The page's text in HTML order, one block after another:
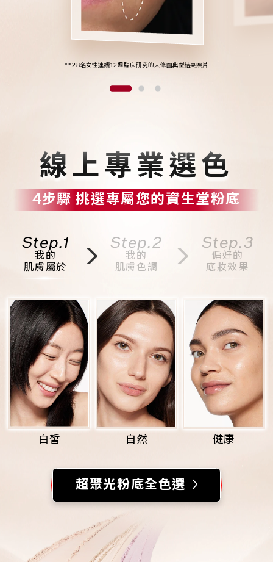
**28名女性連續12週臨床研究的未修圖典型結果照片
線上專業選色
4步驟 挑選專屬您的資生堂粉底
Step.1
我的
肌膚屬於
Step.2
我的
肌膚色調
Step.3
偏好的
底妝效果
白皙 自然 健康
超聚光粉底全色選